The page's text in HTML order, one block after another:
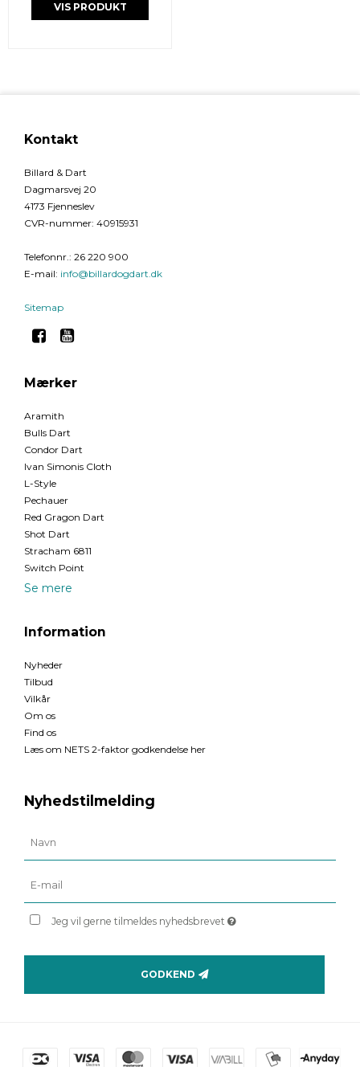
VIS PRODUKT
Kontakt
Billard & Dart
Dagmarsvej 20
4173 Fjenneslev
CVR-nummer: 40915931
Telefonnr.: 26 220 900
E-mail: info@billardogdart.dk
Sitemap
Mærker
Aramith
Bulls Dart
Condor Dart
Ivan Simonis Cloth
L-Style
Pechauer
Red Gragon Dart
Shot Dart
Stracham 6811
Switch Point
Se mere
Information
Nyheder
Tilbud
Vilkår
Om os
Find os
Læs om NETS 2-faktor godkendelse her
Nyhedstilmelding
Jeg vil gerne tilmeldes nyhedsbrevet
GODKEND